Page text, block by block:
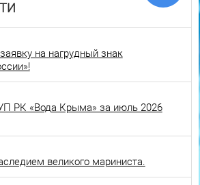
на нагрудный знак
РК «Вода Крыма» за июль 2026
великого мариниста.